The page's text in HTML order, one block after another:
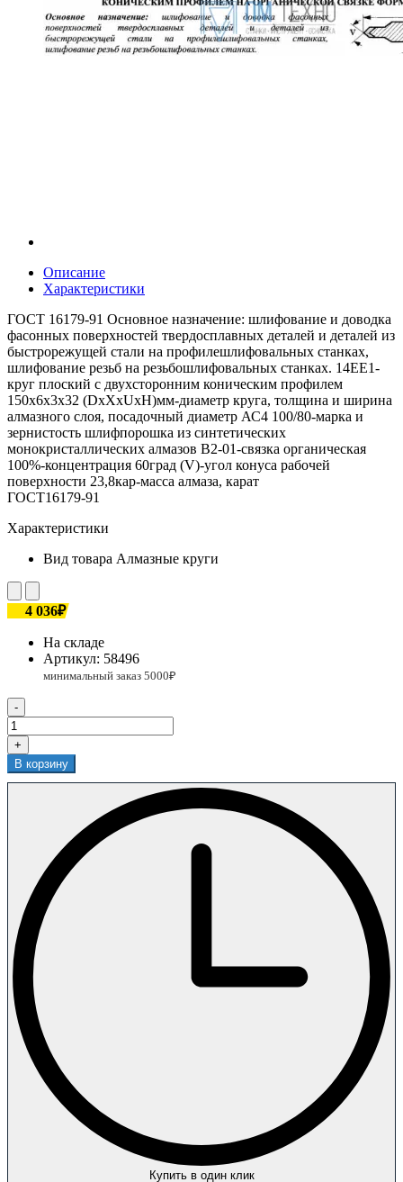
Описание
Характеристики
ГОСТ 16179-91 Основное назначение: шлифование и доводка
фасонных поверхностей твердосплавных деталей и деталей из
быстрорежущей стали на профилешлифовальных станках,
шлифование резьб на резьбошлифовальных станках. 14ЕЕ1-
круг плоский с двухсторонним коническим профилем
150х6х3х32 (DxXxUxH)мм-диаметр круга, толщина и ширина
алмазного слоя, посадочный диаметр АС4 100/80-марка и
зернистость шлифпорошка из синтетических
монокристаллических алмазов В2-01-связка органическая
100%-концентрация 60град (V)-угол конуса рабочей
поверхности 23,8кар-масса алмаза, карат
ГОСТ16179-91
Характеристики
Вид товара Алмазные круги
4 036₽
На складе
Артикул: 58496
-
+
В корзину
Купить в один клик